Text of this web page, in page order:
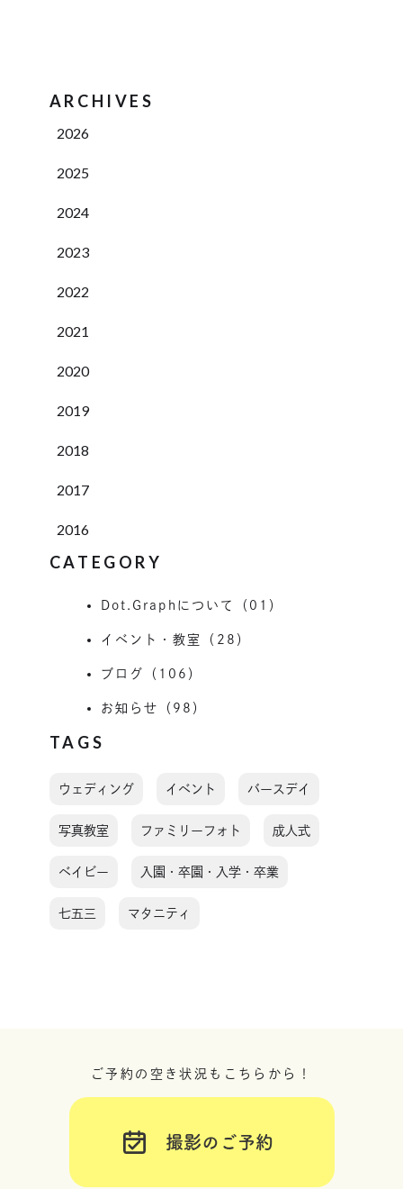
ARCHIVES
2026
2025
2024
2023
2022
2021
2020
2019
2018
2017
2016
CATEGORY
Dot.Graphについて（01）
イベント・教室（28）
ブログ（106）
お知らせ（98）
TAGS
ウェディング イベント バースデイ
写真教室 ファミリーフォト 成人式
ベイビー 入園・卒園・入学・卒業
七五三 マタニティ
ご予約の空き状況もこちらから！
撮影のご予約